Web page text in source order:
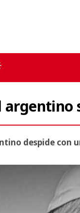
despide con